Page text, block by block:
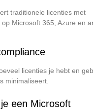
traditionele licenties met
Microsoft 365, Azure en
licenties je hebt en
minimaliseert.
een Microsoft